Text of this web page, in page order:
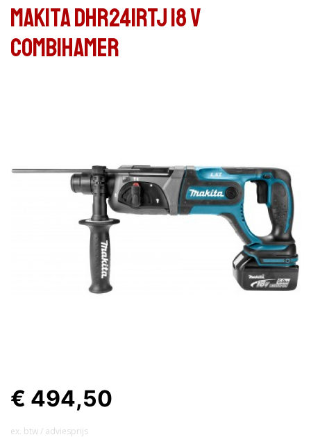
Makita DHR241RTJ 18 V
Combihamer
€ 494,50
ex. btw / adviesprijs